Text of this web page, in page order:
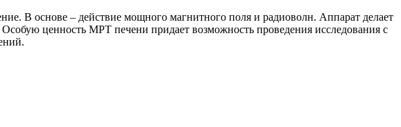
В основе – действие мощного магнитного поля и радиоволн. Аппарат делает
ценность МРТ печени придает возможность проведения исследования с